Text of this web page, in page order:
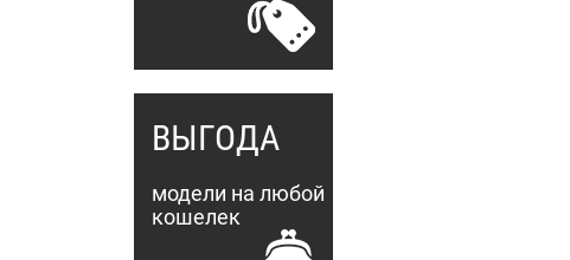
ВЫГОДА
модели на любой
кошелек